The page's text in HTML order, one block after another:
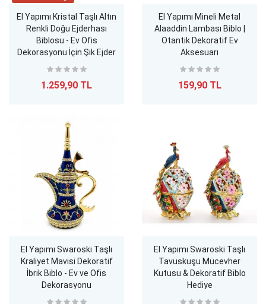
El Yapımı Kristal Taşlı Altın
Renkli Doğu Ejderhası
Biblosu - Ev Ofis
Dekorasyonu İçin Şık Ejder
Figürü
1.259,90 TL
El Yapımı Mineli Metal
Alaaddin Lambası Biblo |
Otantik Dekoratif Ev
Aksesuarı
159,90 TL
El Yapımı Swaroski Taşlı
Kraliyet Mavisi Dekoratif
İbrik Biblo - Ev ve Ofis
Dekorasyonu
El Yapımı Swaroski Taşlı
Tavuskuşu Mücevher
Kutusu & Dekoratif Biblo
Hediye